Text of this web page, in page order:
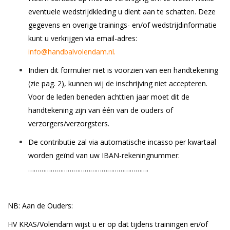
eventuele wedstrijdkleding u dient aan te schatten. Deze
gegevens en overige trainings- en/of wedstrijdinformatie
kunt u verkrijgen via email-adres:
info@handbalvolendam.nl.
Indien dit formulier niet is voorzien van een handtekening
(zie pag. 2), kunnen wij de inschrijving niet accepteren.
Voor de leden beneden achttien jaar moet dit de
handtekening zijn van één van de ouders of
verzorgers/verzorgsters.
De contributie zal via automatische incasso per kwartaal
worden geïnd van uw IBAN-rekeningnummer:
……………………………………………………….
NB: Aan de Ouders:
HV KRAS/Volendam wijst u er op dat tijdens trainingen en/of